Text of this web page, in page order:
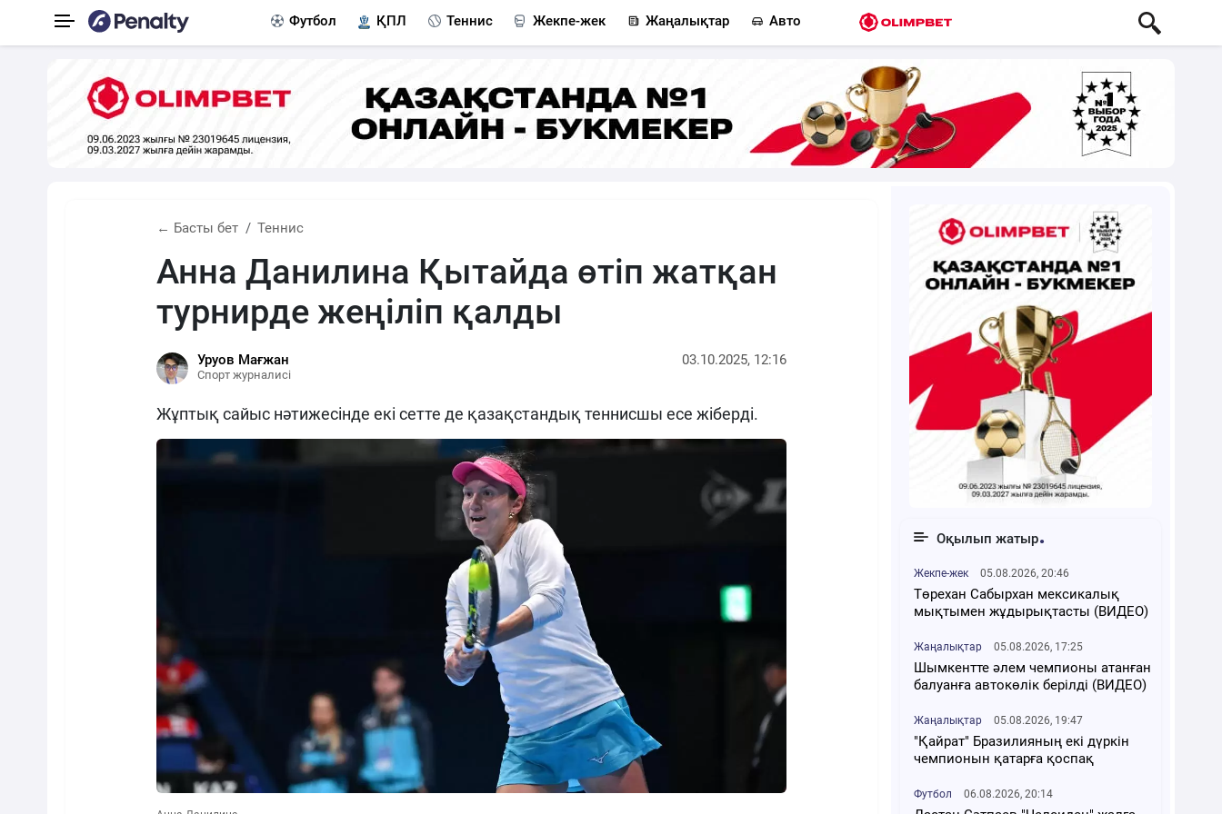
Футбол ҚПЛ Теннис Жекпе-жек Жаңалықтар Авто
← Басты бет Теннис
Анна Данилина Қытайда өтіп жатқан
турнирде жеңіліп қалды
Уруов Мағжан
Спорт журналисі
03.10.2025, 12:16
Жұптық сайыс нәтижесінде екі сетте де қазақстандық теннисшы есе жіберді.
Оқылып жатыр
Жекпе-жек 05.08.2026, 20:46
Төрехан Сабырхан мексикалық
мықтымен жұдырықтасты (ВИДЕО)
Жаңалықтар 05.08.2026, 17:25
Шымкентте әлем чемпионы атанған
балуанға автокөлік берілді (ВИДЕО)
Жаңалықтар 05.08.2026, 19:47
"Қайрат" Бразилияның екі дүркін
чемпионын қатарға қоспақ
Футбол 06.08.2026, 20:14